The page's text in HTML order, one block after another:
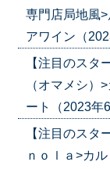
専門店局地風
アワイン（
【注目のス
（オマメシ）
ート（2023年
【注目のス
ｎｏｌａ>カ